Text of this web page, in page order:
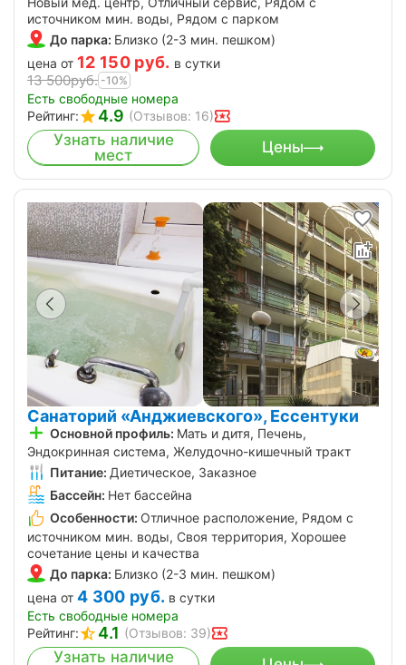
источником мин. воды, Рядом с парком
До парка: Близко (2-3 мин. пешком)
цена от 12 150 руб. в сутки
13 500руб. -10%
Есть свободные номера
Рейтинг:
4.9 (Отзывов: 16)
Узнать наличие
мест
Цены
Санаторий «Анджиевского», Ессентуки
Основной профиль: Мать и дитя, Печень,
Эндокринная система, Желудочно-кишечный тракт
Питание: Диетическое, Заказное
Бассейн: Нет бассейна
Особенности: Отличное расположение, Рядом с
источником мин. воды, Своя территория, Хорошее
сочетание цены и качества
До парка: Близко (2-3 мин. пешком)
цена от 4 300 руб. в сутки
Есть свободные номера
Рейтинг:
4.1 (Отзывов: 39)
Узнать наличие